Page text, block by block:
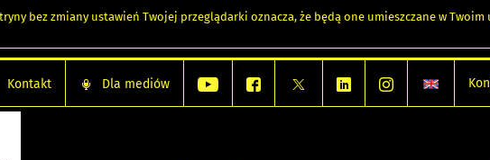
bez zmiany ustawień Twojej przeglądarki oznacza, że będą one umieszczane w
Kontakt Dla mediów